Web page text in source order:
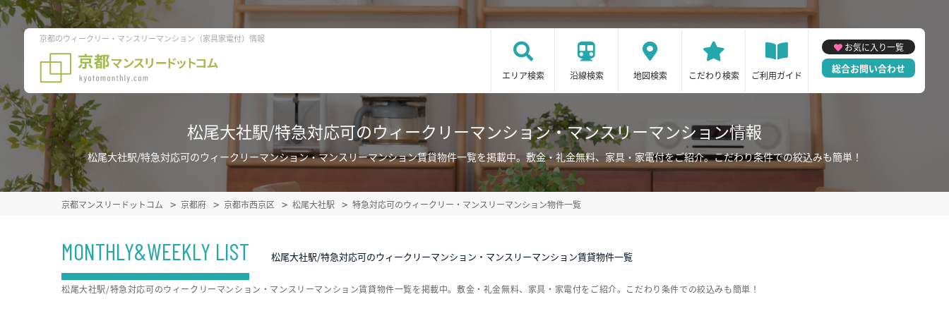
京都のウィークリー・マンスリーマンション（家具家電付）情報
エリア検索 沿線検索 地図検索 こだわり検索 ご利用ガイド
お気に入り一覧
総合お問い合わせ
松尾大社駅/特急対応可のウィークリーマンション・マンスリーマンション情報
松尾大社駅/特急対応可のウィークリーマンション・マンスリーマンション賃貸物件一覧を掲載中。敷金・礼金無料、家具・家電付をご紹介。こだわり条件での絞込みも簡単！
京都マンスリードットコム 京都府 京都市西京区 松尾大社駅 特急対応可のウィークリー・マンスリーマンション物件一覧
MONTHLY&WEEKLY LIST 松尾大社駅/特急対応可のウィークリーマンション・マンスリーマンション賃貸物件一覧
松尾大社駅/特急対応可のウィークリーマンション・マンスリーマンション賃貸物件一覧を掲載中。敷金・礼金無料、家具・家電付をご紹介。こだわり条件での絞込みも簡単！